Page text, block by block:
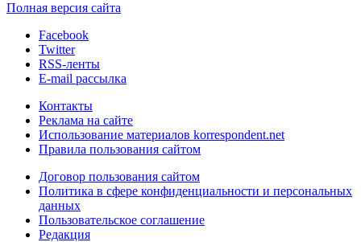
Полная версия сайта
Facebook
Twitter
RSS-ленты
E-mail рассылка
Контакты
Реклама на сайте
Использование материалов korrespondent.net
Правила пользования сайтом
Договор пользования сайтом
Политика в сфере конфиденциальности и персональных
данных
Пользовательское соглашение
Редакция